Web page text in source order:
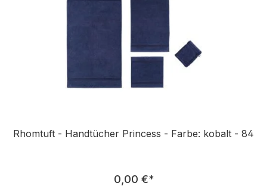
Rhomtuft - Handtücher Princess - Farbe: kobalt - 84
Regulärer Preis:
0,00 €*